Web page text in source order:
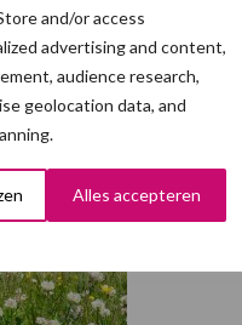
and/or access
advertising and content,
audience research,
geolocation data, and
Alles accepteren